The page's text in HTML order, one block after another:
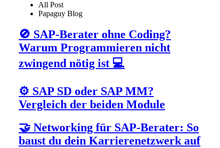
All Post
Papaguy Blog
🚫 SAP-Berater ohne Coding?
Warum Programmieren nicht
zwingend nötig ist 💻
⚙️ SAP SD oder SAP MM?
Vergleich der beiden Module
🤝 Networking für SAP-Berater: So
baust du dein Karrierenetzwerk auf